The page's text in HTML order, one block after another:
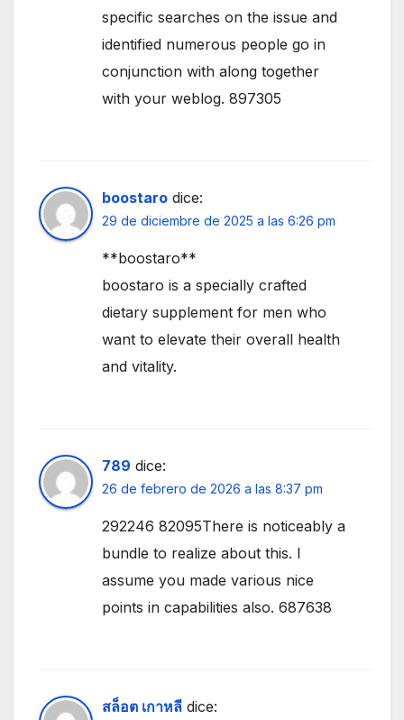
specific searches on the issue and
identified numerous people go in
conjunction with along together
with your weblog. 897305
boostaro dice:
29 de diciembre de 2025 a las 6:26 pm
**boostaro**
boostaro is a specially crafted
dietary supplement for men who
want to elevate their overall health
and vitality.
789 dice:
26 de febrero de 2026 a las 8:37 pm
292246 82095There is noticeably a
bundle to realize about this. I
assume you made various nice
points in capabilities also. 687638
สล็อต เกาหลี dice: